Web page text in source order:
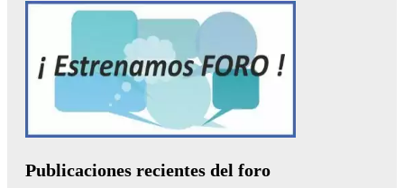
Publicaciones recientes del foro